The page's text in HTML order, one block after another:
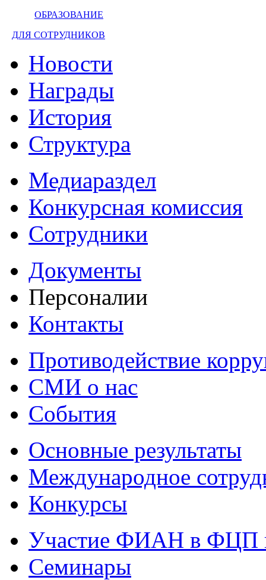
ОБРАЗОВАНИЕ
ДЛЯ СОТРУДНИКОВ
Новости
Награды
История
Структура
Медиараздел
Конкурсная комиссия
Сотрудники
Документы
Персоналии
Контакты
Противодействие
СМИ о нас
События
Основные результаты
Международное
Конкурсы
Участие ФИАН в ФЦП
Семинары